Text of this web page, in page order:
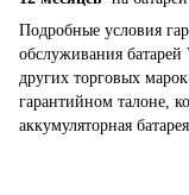
Подробные условия
обслуживания
других торговых
гарантийном талоне,
аккумуляторная